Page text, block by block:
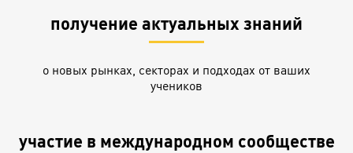
получение актуальных знаний
о новых рынках, секторах и подходах от ваших
учеников
участие в международном сообществе